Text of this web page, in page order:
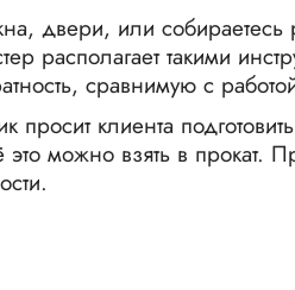
двери, или
такими
сравнимую с
клиента подготовить
можно взять в прокат.